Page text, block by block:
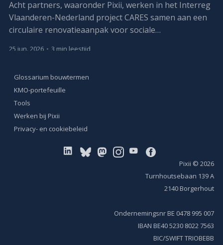
Acht partners, waaronder Pixii, werken in het Interreg
Vlaanderen-Nederland project CARES samen aan een
circulaire renovatieaanpak voor sociale
25 jun. 2026 • 3 min leestijd
Glossarium bouwtermen
KMO-portefeuille
Tools
Werken bij Pixii
Privacy- en cookiebeleid
Pixii © 2026
Turnhoutsebaan 139 A
2140 Borgerhout
Ondernemingsnr BE 0478 995 007
IBAN BE40 5230 8022 7563
BIC/SWIFT TRIOBEBB